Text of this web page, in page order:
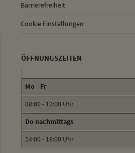
Barrierefreiheit
Cookie Einstellungen
ÖFFNUNGSZEITEN
Mo - Fr
08:00 - 12:00 Uhr
Do nachmittags
14:00 - 18:00 Uhr